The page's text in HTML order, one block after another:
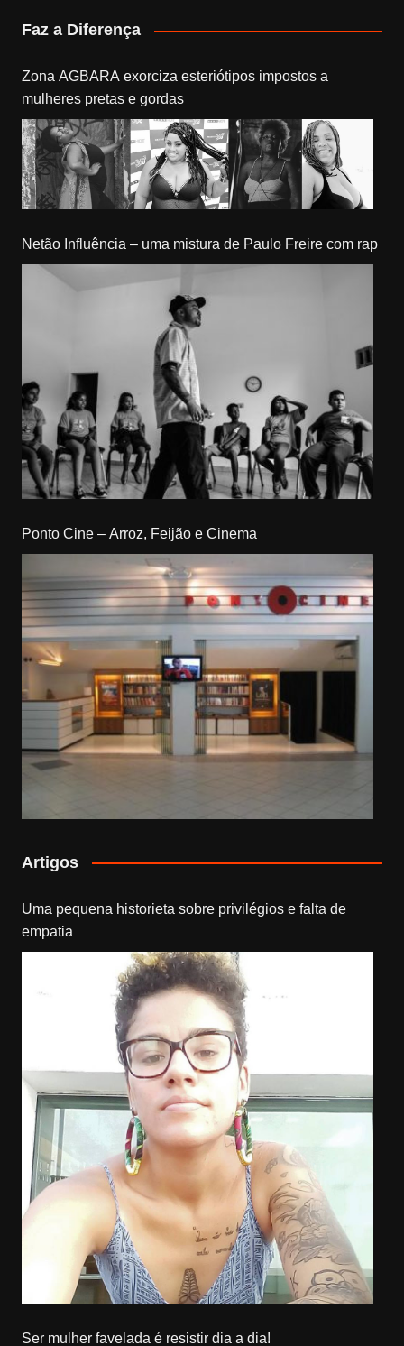
Faz a Diferença
Zona AGBARA exorciza esteriótipos impostos a
mulheres pretas e gordas
Netão Influência – uma mistura de Paulo Freire com rap
Ponto Cine – Arroz, Feijão e Cinema
Artigos
Uma pequena historieta sobre privilégios e falta de
empatia
Ser mulher favelada é resistir dia a dia!